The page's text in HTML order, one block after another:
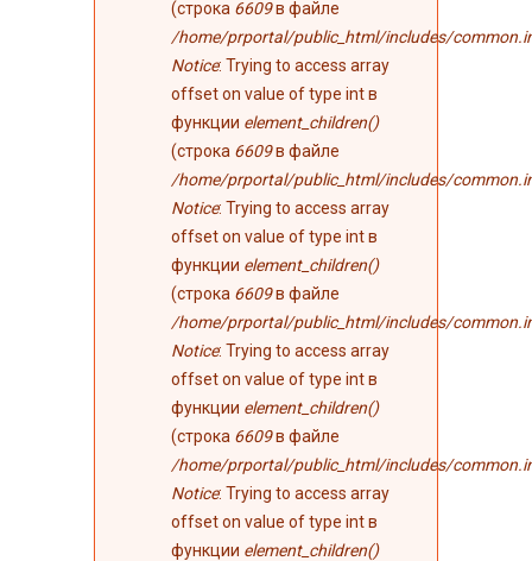
(строка 6609в файле
/home/prportal/public_html/includes/
Notice: Trying to access array
offset on value of type int в
функции element_children()
(строка 6609в файле
/home/prportal/public_html/includes/
Notice: Trying to access array
offset on value of type int в
функции element_children()
(строка 6609в файле
/home/prportal/public_html/includes/
Notice: Trying to access array
offset on value of type int в
функции element_children()
(строка 6609в файле
/home/prportal/public_html/includes/
Notice: Trying to access array
offset on value of type int в
функции element_children()